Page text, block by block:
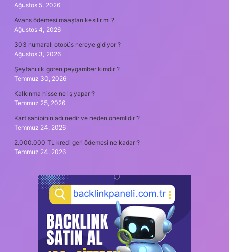
Ağustos 5, 2026
Avans ödemesi maaştan kesilir mi ?
Ağustos 4, 2026
303 numaralı otobüs nereye gidiyor ?
Ağustos 3, 2026
Şeytanı ılk goren peygamber kimdir ?
Temmuz 30, 2026
Kalkınma hisse ne iş yapar ?
Temmuz 25, 2026
Kart sahibinin adı nedir ve neden önemlidir ?
Temmuz 24, 2026
2.000.000 TL kredi geri ödemesi ne kadar ?
Temmuz 24, 2026